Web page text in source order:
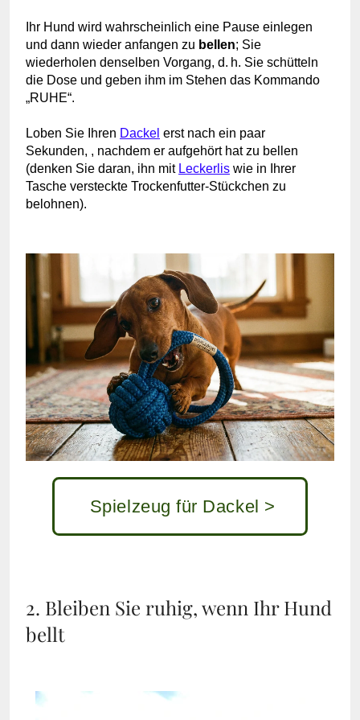
Ihr Hund wird wahrscheinlich eine Pause einlegen
und dann wieder anfangen zu bellen; Sie
wiederholen denselben Vorgang, d. h. Sie schütteln
die Dose und geben ihm im Stehen das Kommando
„RUHE“.
Loben Sie Ihren Dackel erst nach ein paar
Sekunden, , nachdem er aufgehört hat zu bellen
(denken Sie daran, ihn mit Leckerlis wie in Ihrer
Tasche versteckte Trockenfutter-Stückchen zu
belohnen).
Spielzeug für Dackel >
2. Bleiben Sie ruhig, wenn Ihr Hund
bellt